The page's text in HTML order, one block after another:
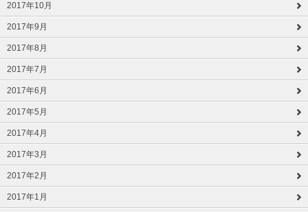
2017年10月
2017年9月
2017年8月
2017年7月
2017年6月
2017年5月
2017年4月
2017年3月
2017年2月
2017年1月